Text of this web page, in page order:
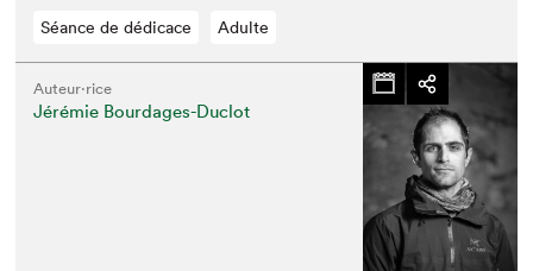
Séance de dédicace Adulte
Auteur·rice
Jérémie Bourdages-Duclot